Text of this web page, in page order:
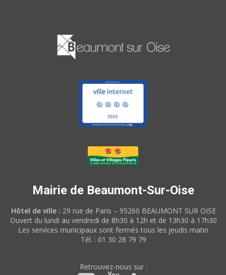
Mairie de Beaumont-Sur-Oise
Hôtel de ville : 29 rue de Paris – 95260 BEAUMONT SUR OISE
Ouvert du lundi au vendredi de 8h30 à 12h et de 13h30 à 17h30
Les services municipaux sont fermés tous les jeudis matin
Tél. : 01 30 28 79 79
Retrouvez-nous sur :